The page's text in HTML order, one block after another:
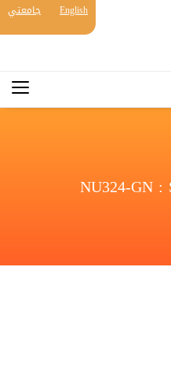
English جامعتي
NU324-GN :